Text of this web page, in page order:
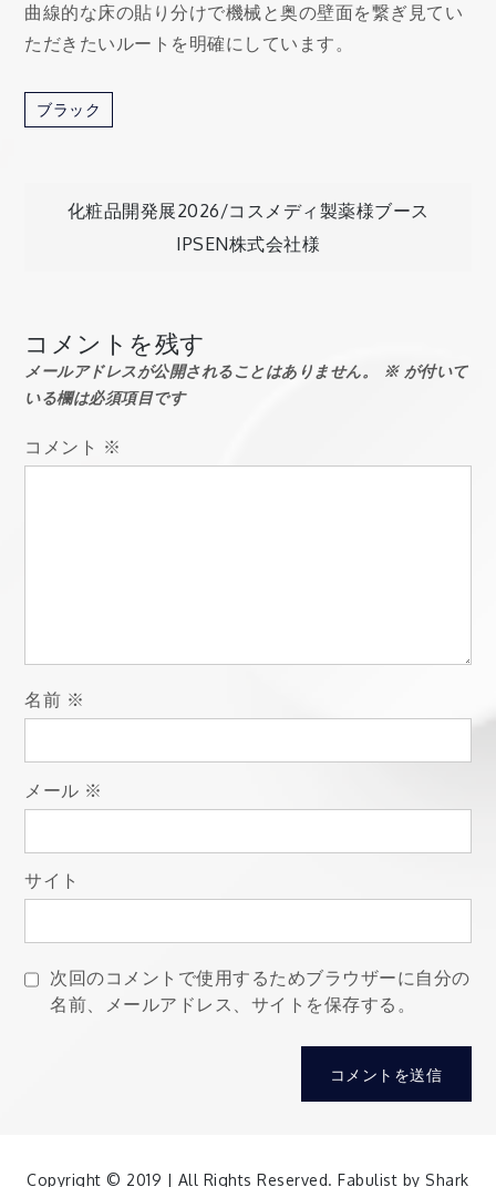
曲線的な床の貼り分けで機械と奥の壁面を繋ぎ見てい
ただきたいルートを明確にしています。
ブラック
投
ナ
ビ
ゲ
ン
化粧品開発展2026/コスメディ製薬様ブース
IPSEN株式会社様
コメントを残す
メールアドレスが公開されることはありません。 ※が付いて
いる欄は必須項目です
コメント ※
名前 ※
メール ※
サイト
次回のコメントで使用するためブラウザーに自分の
名前、メールアドレス、サイトを保存する。
Copyright © 2019 | All Rights Reserved. Fabulist by Shark